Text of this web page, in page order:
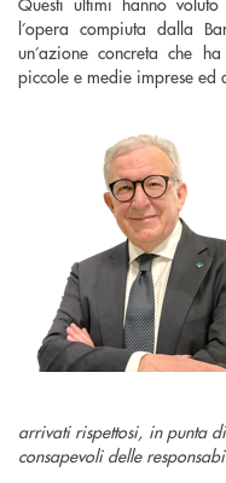
l’opera compiuta dalla
un’azione concreta che
piccole e medie imprese ed
arrivati rispettosi, in punta
consapevoli delle